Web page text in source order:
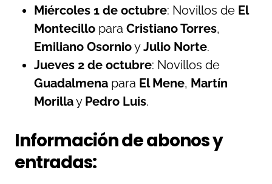
Miércoles 1 de octubre: Novillos de El
Montecillo para Cristiano Torres,
Emiliano OsornioyJulio Norte.
Jueves 2 de octubre: Novillos de
Guadalmena para El Mene, Martín
Morillay Pedro Luis.
Información de abonos y
entradas: